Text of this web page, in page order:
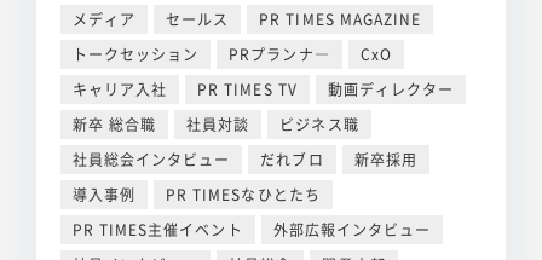
メディア
セールス
PR TIMES MAGAZINE
トークセッション
PRプランナ―
CxO
キャリア入社
PR TIMES TV
動画ディレクター
新卒 総合職
社員対談
ビジネス職
社員総会インタビュー
だれブロ
新卒採用
導入事例
PR TIMESなひとたち
PR TIMES主催イベント
外部広報インタビュー